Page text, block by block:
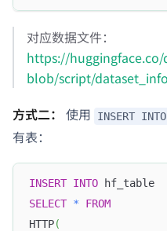
对应数据文件：
https://
blob/script/
方式二： 使用 INSERT
有表：
INSERT INTO hf_table
SELECT *
FROM
HTTP(